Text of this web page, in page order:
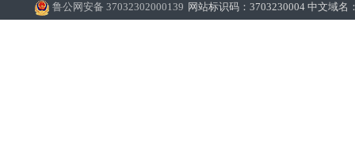
鲁公网安备 37032302000139 网站标识码：3703230004 中文域名